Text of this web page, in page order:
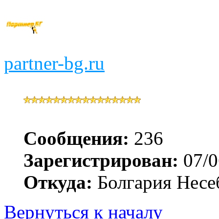
partner-bg.ru
Сообщения: 236
Зарегистрирован: 07/
Откуда: Болгария
Вернуться к началу